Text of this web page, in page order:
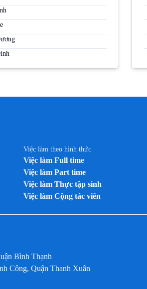
Việc làm theo hình thức
Việc làm Full time
Việc làm Part time
Việc làm Thực tập sinh
Việc làm Cộng tác viên
Bình Thạnh
Công, Quận Thanh Xuân